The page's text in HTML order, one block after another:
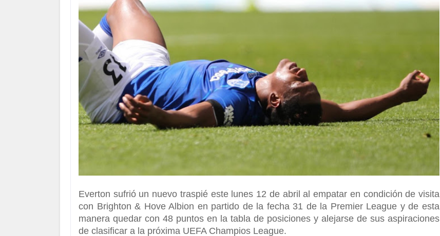
Everton sufrió un nuevo traspié este lunes 12 de abril al empatar en condición de visita
con Brighton & Hove Albion en partido de la fecha 31 de la Premier League y de esta
manera quedar con 48 puntos en la tabla de posiciones y alejarse de sus aspiraciones
de clasificar a la próxima UEFA Champios League.